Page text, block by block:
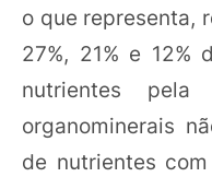
o que representa,
27%, 21% e 12%
nutrientes pela
organominerais
de nutrientes